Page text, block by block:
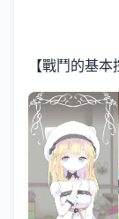
【戰鬥的基本